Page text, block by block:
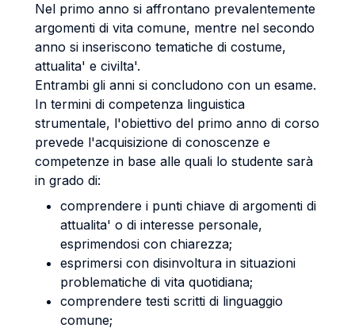
Nel primo anno si affrontano prevalentemente
argomenti di vita comune, mentre nel secondo
anno si inseriscono tematiche di costume,
attualita' e civilta'.
Entrambi gli anni si concludono con un esame.
In termini di competenza linguistica
strumentale, l'obiettivo del primo anno di corso
prevede l'acquisizione di conoscenze e
competenze in base alle quali lo studente sarà
in grado di:
comprendere i punti chiave di argomenti di
attualita' o di interesse personale,
esprimendosi con chiarezza;
esprimersi con disinvoltura in situazioni
problematiche di vita quotidiana;
comprendere testi scritti di linguaggio
comune;